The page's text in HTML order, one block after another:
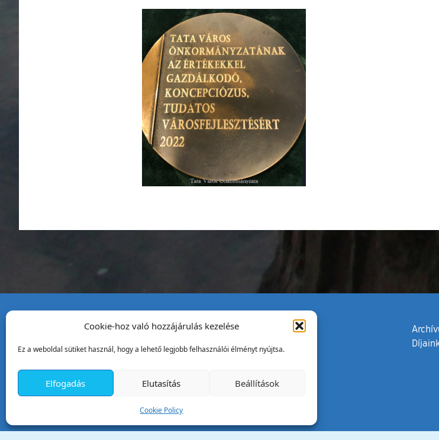
Cookie-hoz való hozzájárulás kezelése
Ez a weboldal sütiket használ, hogy a lehető legjobb felhasználói élményt nyújtsa.
Elfogadás Elutasítás Beállítások
Cookie Policy
Tata Város Önkormányzata
2890 Tata, Kossuth tér 1.
+36 34 / 587 078
Email:ph@tata.hu